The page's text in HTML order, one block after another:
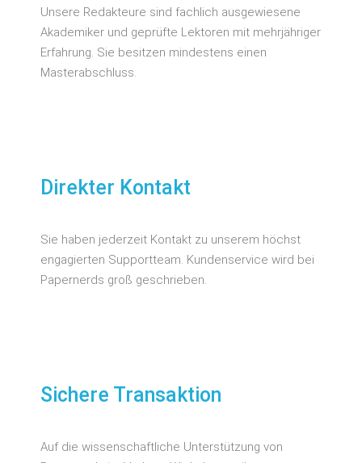
Unsere Redakteure sind fachlich ausgewiesene
Akademiker und geprüfte Lektoren mit mehrjähriger
Erfahrung. Sie besitzen mindestens einen
Masterabschluss.
Direkter Kontakt
Sie haben jederzeit Kontakt zu unserem höchst
engagierten Supportteam. Kundenservice wird bei
Papernerds groß geschrieben.
Sichere Transaktion
Auf die wissenschaftliche Unterstützung von